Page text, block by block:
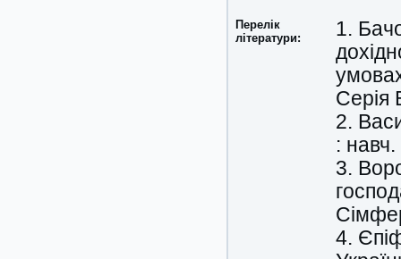
Перелік
літератури:
1.
Серія
2.
:
3.
4.